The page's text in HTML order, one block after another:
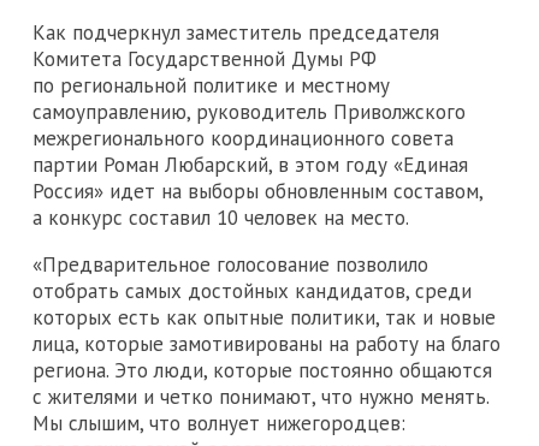
Как подчеркнул заместитель председателя
Комитета Государственной Думы РФ
по региональной политике и местному
самоуправлению, руководитель Приволжского
межрегионального координационного совета
партии Роман Любарский, в этом году «Единая
Россия» идет на выборы обновленным составом,
а конкурс составил 10 человек на место.
«Предварительное голосование позволило
отобрать самых достойных кандидатов, среди
которых есть как опытные политики, так и новые
лица, которые замотивированы на работу на благо
региона. Это люди, которые постоянно общаются
с жителями и четко понимают, что нужно менять.
Мы слышим, что волнует нижегородцев: